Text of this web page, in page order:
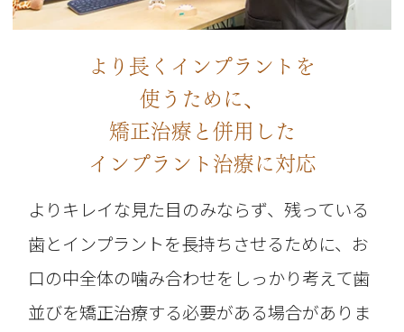
より長くインプラントを
使うために、
矯正治療と併用した
インプラント治療に対応
よりキレイな見た目のみならず、残っている
歯とインプラントを長持ちさせるために、お
口の中全体の噛み合わせをしっかり考えて歯
並びを矯正治療する必要がある場合がありま